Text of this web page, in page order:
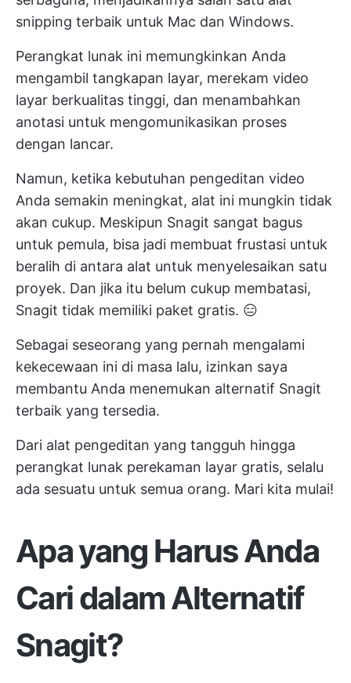
snipping terbaik untuk Mac dan Windows.
Perangkat lunak ini memungkinkan Anda
mengambil tangkapan layar, merekam video
layar berkualitas tinggi, dan menambahkan
anotasi untuk mengomunikasikan proses
dengan lancar.
Namun, ketika kebutuhan pengeditan video
Anda semakin meningkat, alat ini mungkin tidak
akan cukup. Meskipun Snagit sangat bagus
untuk pemula, bisa jadi membuat frustasi untuk
beralih di antara alat untuk menyelesaikan satu
proyek. Dan jika itu belum cukup membatasi,
Snagit tidak memiliki paket gratis. 😑
Sebagai seseorang yang pernah mengalami
kekecewaan ini di masa lalu, izinkan saya
membantu Anda menemukan alternatif Snagit
terbaik yang tersedia.
Dari alat pengeditan yang tangguh hingga
perangkat lunak perekaman layar gratis, selalu
ada sesuatu untuk semua orang. Mari kita mulai!
Apa yang Harus Anda
Cari dalam Alternatif
Snagit?